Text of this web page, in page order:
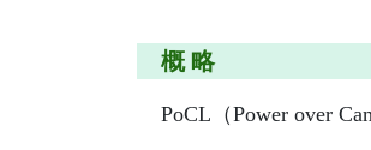
概 略
PoCL（Power over